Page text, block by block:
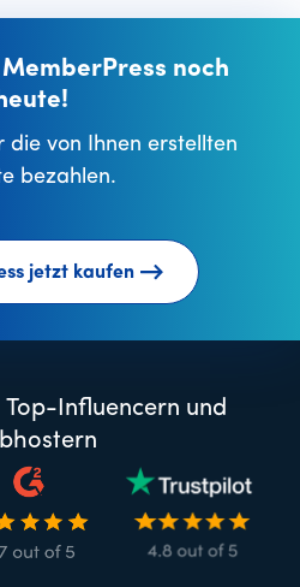
noch
heute!
die von Ihnen erstellten
bezahlen.
jetzt kaufen
Top-Influencern und